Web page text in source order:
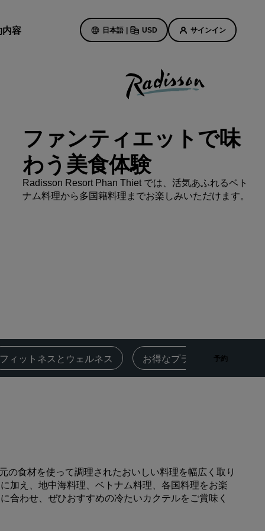
容 日本語 | USD サインイン
定
ます
ホテルのセール
い
初回限定の予約特典
本日のセール
事前にご予約ください
パッケージをご覧ください
出張者
市内中心部にあるホテル
ポイントの使用方法
ポイントを獲得する方法
ファンティエットで味
わう美食体験
Radisson Resort Phan Thiet では、活気あふれるベト
ナム料理から多国籍料理までお楽しみいただけます。
‌フィットネスとウェルネス お得なプラン 予約
食材を使って調理されたおいしい料理を幅広く取り
加え、地中海料理、ベトナム料理、各国料理をお楽
合わせ、ぜひおすすめの冷たいカクテルをご賞味く